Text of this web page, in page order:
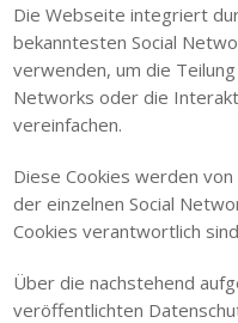
Die Webseite integriert
bekanntesten Social
verwenden, um die
Networks oder die
vereinfachen.
Diese Cookies werden
der einzelnen Social
Cookies verantwortlich
Über die nachstehend
veröffentlichten